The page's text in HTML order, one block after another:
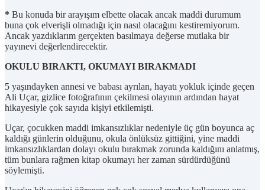
* Bu konuda bir arayışım elbette olacak ancak maddi durumum
buna çok elverişli olmadığı için nasıl olacağını kestiremiyorum.
Ancak yazdıklarım gerçekten basılmaya değerse mutlaka bir
yayınevi değerlendirecektir.
OKULU BIRAKTI, OKUMAYI BIRAKMADI
5 yaşındayken annesi ve babası ayrılan, hayatı yokluk içinde geçen
Ali Uçar, gizlice fotoğrafının çekilmesi olayının ardından hayat
hikayesiyle çok sayıda kişiyi etkilemişti.
Uçar, çocukken maddi imkansızlıklar nedeniyle üç gün boyunca aç
kaldığı günlerin olduğunu, okula önlüksüz gittiğini, yine maddi
imkansızlıklardan dolayı okulu bırakmak zorunda kaldığını anlatmış,
tüm bunlara rağmen kitap okumayı her zaman sürdürdüğünü
söylemişti.